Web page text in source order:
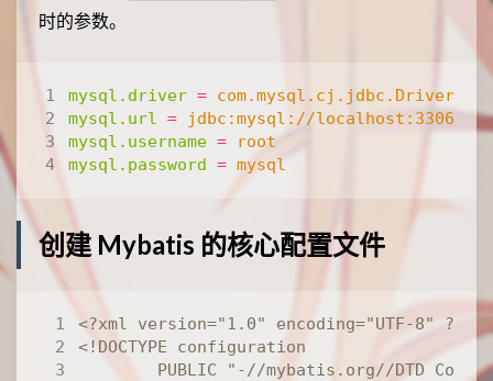
时的参数。
mysql.driver = com.mysql.cj.jdbc.Driver
mysql.url =
jdbc:mysql://localhost:3306/
mysql.username =
root
mysql.password = mysql
创建 Mybatis 的核心配置文件
<?xml version="1.0" encoding="UTF-8" ?>